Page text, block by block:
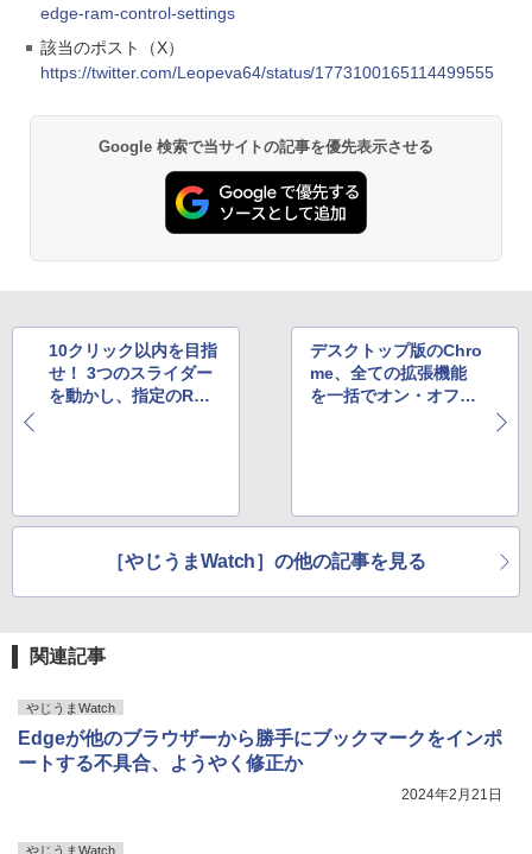
edge-ram-control-settings
該当のポスト（X）
https://twitter.com/Leopeva64/status/1773100165114499555
Google 検索で当サイトの記事を優先表示させる
10クリック以内を目指
せ！ 3つのスライダー
を動かし、指定のRGB
デスクトップ版のChro
me、全ての拡張機能
を一括でオン・オフす
［やじうまWatch］の他の記事を見る
関連記事
やじうまWatch
Edgeが他のブラウザーから勝手にブックマークをインポ
ートする不具合、ようやく修正か
2024年2月21日
やじうまWatch